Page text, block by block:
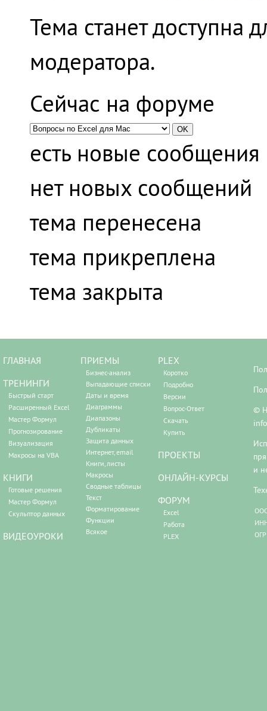
Тема станет доступна
модератора.
Сейчас на форуме
есть новые сообщения
нет новых сообщений
тема перенесена
тема прикреплена
тема закрыта
ГЛАВНАЯ
ТРЕНИНГИ
Быстрый старт
Расширенный Excel
Мастер Формул
Прогнозирование
Визуализация
Макросы на VBA
КНИГИ
Готовые решения
Мастер Формул
Скульптор данных
ВИДЕОУРОКИ
ПРИЕМЫ
Бизнес-анализ
Выпадающие списки
Даты и время
Диаграммы
Диапазоны
Дубликаты
Защита данных
Интернет, email
Книги, листы
Макросы
Сводные таблицы
Текст
Форматирование
Функции
Всякое
PLEX
Коротко
Подробно
Версии
Вопрос-Ответ
Скачать
Купить
ПРОЕКТЫ
ОНЛАЙН-КУРСЫ
ФОРУМ
Excel
Работа
PLEX
©
и